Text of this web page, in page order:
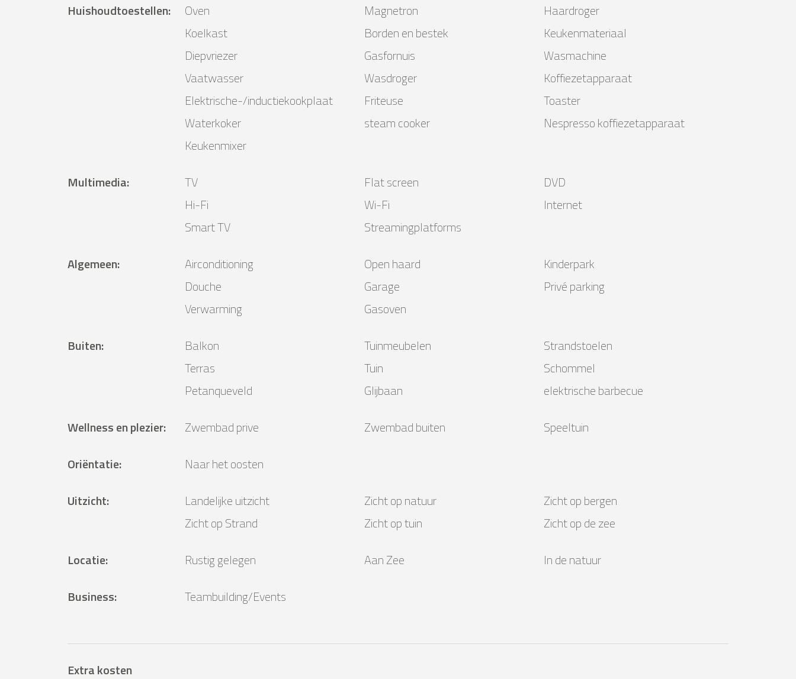
Huishoudtoestellen: Oven Magnetron
Haardroger
Koelkast
Borden en bestek
Keukenmateriaal
Diepvriezer
Gasfornuis
Wasmachine
Vaatwasser
Wasdroger
Koffiezetapparaat
Elektrische-/inductiekookplaat
Friteuse
Toaster
Waterkoker
steam cooker
Nespresso koffiezetapparaat
Keukenmixer
Multimedia: TV Flat screen
DVD
Hi-Fi
Wi-Fi
Internet
Smart TV
Streamingplatforms
Algemeen: Airconditioning Open haard
Kinderpark
Douche
Garage
Privé parking
Verwarming
Gasoven
Buiten: Balkon Tuinmeubelen
Strandstoelen
Terras
Tuin
Schommel
Petanqueveld
Glijbaan
elektrische barbecue
Wellness en plezier: Zwembad prive Zwembad buiten
Speeltuin
Oriëntatie:
Naar het oosten
Uitzicht: Landelijke uitzicht Zicht op natuur
Zicht op bergen
Zicht op Strand
Zicht op tuin
Zicht op de zee
Locatie: Rustig gelegen Aan Zee
In de natuur
Business: Teambuilding/Events
Extra kosten